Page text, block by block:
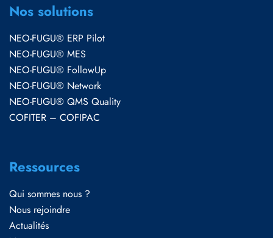
Nos solutions
NEO-FUGU® ERP Pilot
NEO-FUGU® MES
NEO-FUGU® FollowUp
NEO-FUGU® Network
NEO-FUGU® QMS Quality
COFITER – COFIPAC
Ressources
Qui sommes nous ?
Nous rejoindre
Actualités